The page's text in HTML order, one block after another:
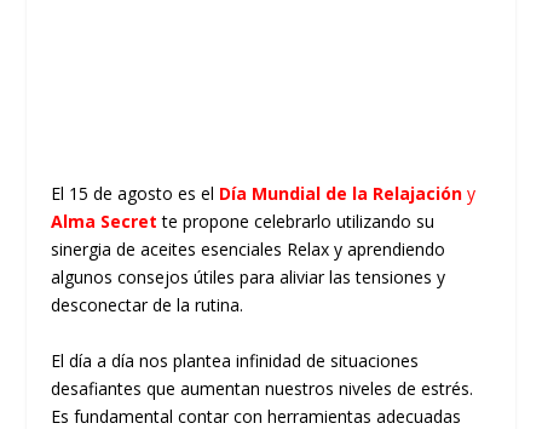
El 15 de agosto es el Día Mundial de la Relajacióny
Alma Secret te propone celebrarlo utilizando su
sinergia de aceites esenciales Relax y aprendiendo
algunos consejos útiles para aliviar las tensiones y
desconectar de la rutina.
El día a día nos plantea infinidad de situaciones
desafiantes que aumentan nuestros niveles de estrés.
Es fundamental contar con herramientas adecuadas